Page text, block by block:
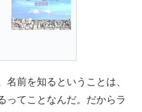
名前を知るということは、
ってことなんだ。だからラ